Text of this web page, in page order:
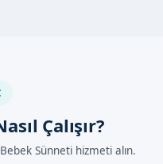
İşlem sırasında hijyen ve
anestezi uygulanır.
sağlanır.
Çalışır?
Sünneti hizmeti alın.